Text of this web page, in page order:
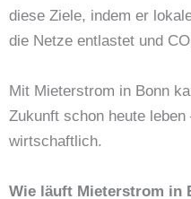
diese Ziele, indem er
die Netze entlastet und
Mit Mieterstrom in Bonn
Zukunft schon heute
wirtschaftlich.
Wie läuft Mieterstrom in